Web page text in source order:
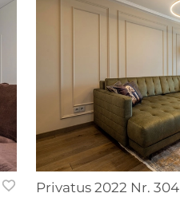
Privatus 2022 Nr. 304